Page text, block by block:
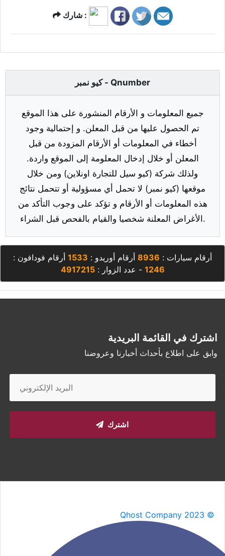
شارك :
كيو نمبر - Qnumber
جميع المعلومات و الأرقام المنشورة على هذا الموقع
تم الحصول عليها من قبل المعلن. و إحتمالية وجود
أخطاء في المعلومات أو الأرقام المزودة من قبل
المعلن أو خلال إدخال المعلومة إلى الموقع واردة.
ولذلك شركة (كيو سيل للتجارة اونلاين) ومن خلال
موقعها (كيو نمبر) لا تحمل أي مسؤولية أو تتحمل نتائج
هذه المعلومات أو الأرقام و تؤكد على وجوب التأكد من
الأغراض المعلنة شخصيا والقيام بالفحص قبل الشراء.
أرقام سيارات : 8936 أرقام أوريدو : 1533 أرقام فودافون :
1246 - عدد الزوار :4917215
اشترك في القائمة البريدية
وابق على اطلاع بأحداث أخبارنا وعروضنا
اشترك
Qhost Company 2023 ©